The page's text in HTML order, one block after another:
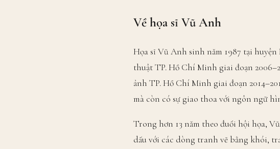
Về họa sĩ Vũ Anh
Họa sĩ Vũ Anh sinh năm 1987 tại
thuật TP. Hồ Chí Minh giai đoạn
ảnh TP. Hồ Chí Minh giai đoạn
mà còn có sự giao thoa với ngôn ngữ
Trong hơn 13 năm theo đuổi hội họa,
dấu với các dòng tranh vẽ bằng khói,